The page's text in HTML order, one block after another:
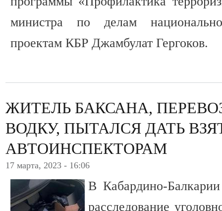
министра по делам
проектам КБР Джамбулат Гергоков.
ЖИТЕЛЬ БАКСАНА,
ВОДКУ, ПЫТАЛСЯ ДАТЬ
АВТОИНСПЕКТОРАМ
17 марта, 2023 - 16:06
В Кабардино-
расследование